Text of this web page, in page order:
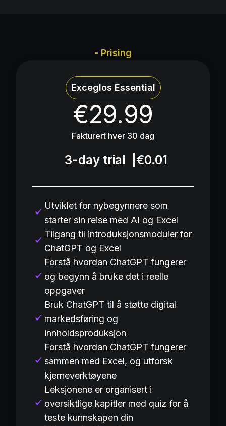
- Prising
Exceglos Essential
€29.99
Fakturert hver 30 dag
3-day trial €0.01
Utviklet for nybegynnere som
starter sin reise med AI og Excel
Tilgang til introduksjonsmoduler for
ChatGPT og Excel
Forstå hvordan ChatGPT fungerer
og begynn å bruke det i reelle
oppgaver
Bruk ChatGPT til å støtte digital
markedsføring og
innholdsproduksjon
Forstå hvordan ChatGPT fungerer
sammen med Excel, og utforsk
kjerneverktøyene
Leksjonene er organisert i
oversiktlige kapitler med quiz for å
teste kunnskapen din